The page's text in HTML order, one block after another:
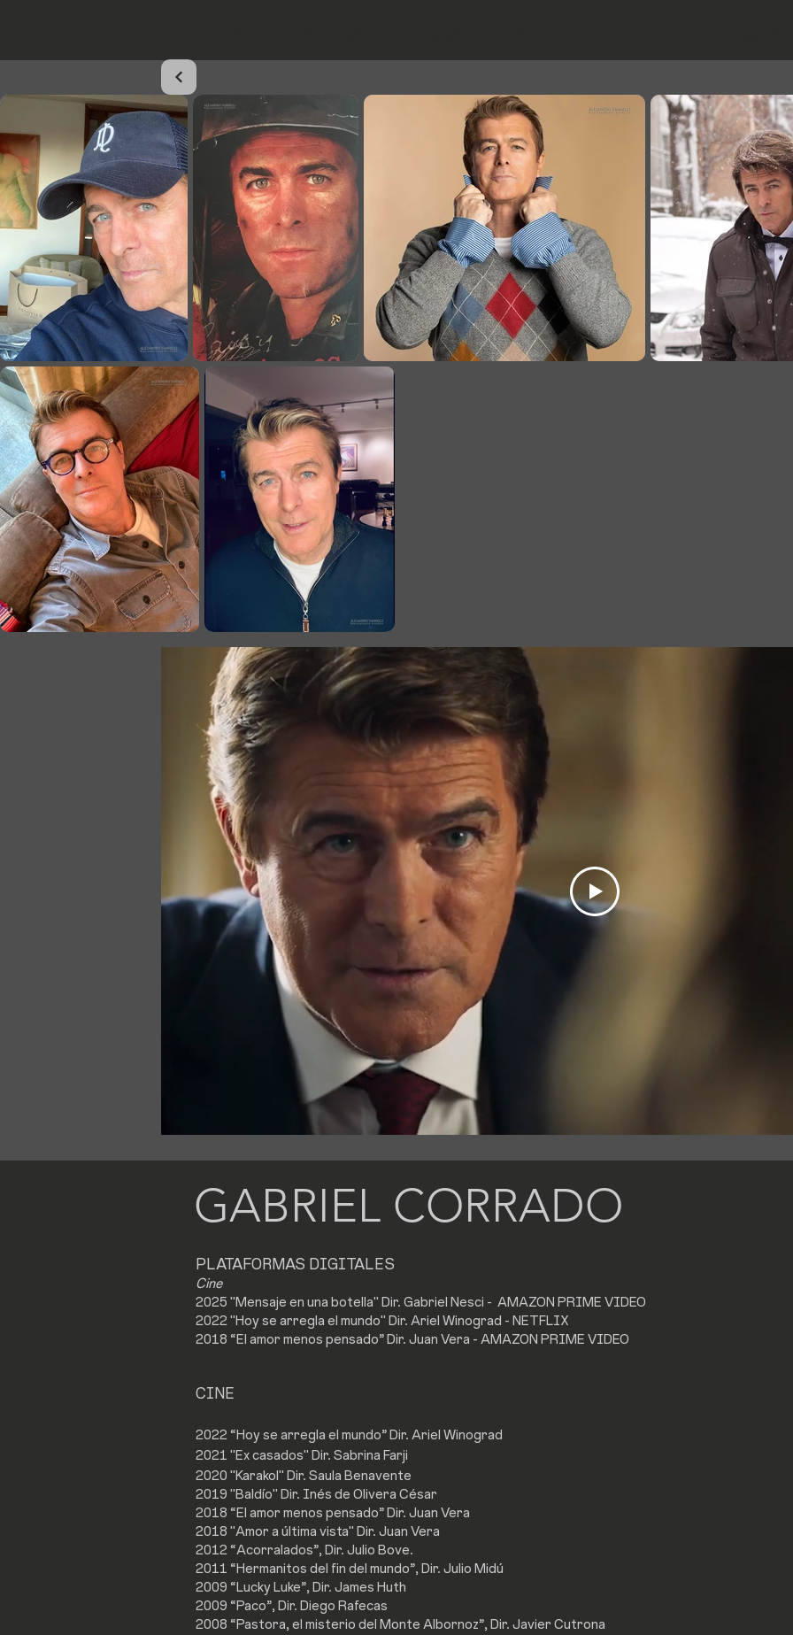
GABRIEL CORRADO
PLATAFORMAS DIGITALES
Cine
2025 "Mensaje en una botella" Dir. Gabriel Nesci - AMAZON PRIME VIDEO
2022 "Hoy se arregla el mundo" Dir.Ariel Winograd - NETFLIX
2018 “El amor menos pensado” Dir. Juan Vera - AMAZON PRIME VIDEO
CINE
2022“Hoy se arregla el mundo” Dir. Ariel Winograd
2021 "Ex casados" Dir. Sabrina Farji
2020 "Karakol" Dir. Saula Benavente
2019 "Baldío" Dir. Inés de Olivera César
2018 “El amor menos pensado” Dir. Juan Vera
2018 "Amor a última vista" Dir. Juan Vera
2012 “Acorralados”, Dir. Julio Bove.
2011 “Hermanitos del fin del mundo”, Dir. Julio Midú
2009 “Lucky Luke”, Dir. James Huth
2009 “Paco”, Dir. Diego Rafecas
2008 “Pastora, el misterio del Monte Albornoz”, Dir. Javier Cutrona